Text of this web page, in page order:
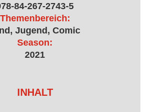
84-267-2743-5
Themenbereich:
Jugend, Comic
Season:
2021
INHALT